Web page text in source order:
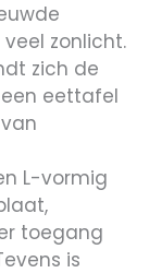
zonlicht.
zich de
eettafel
L-vormig
toegang
is